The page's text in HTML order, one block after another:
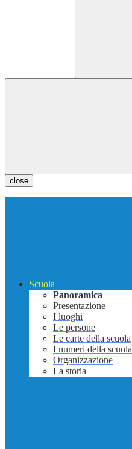
close
Scuola
Panoramica
Presentazione
I luoghi
Le persone
Le carte della scuola
I numeri della scuola
Organizzazione
La storia